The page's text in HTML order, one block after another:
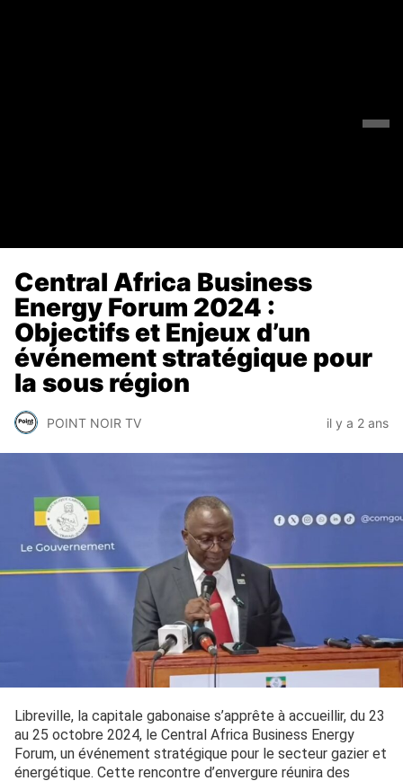
Central Africa Business
Energy Forum 2024 :
Objectifs et Enjeux d’un
événement stratégique pour
la sous région
POINT NOIR TV il y a 2 ans
Libreville, la capitale gabonaise s’apprête à accueillir, du 23
au 25 octobre 2024, le Central Africa Business Energy
Forum, un événement stratégique pour le secteur gazier et
énergétique. Cette rencontre d’envergure réunira des